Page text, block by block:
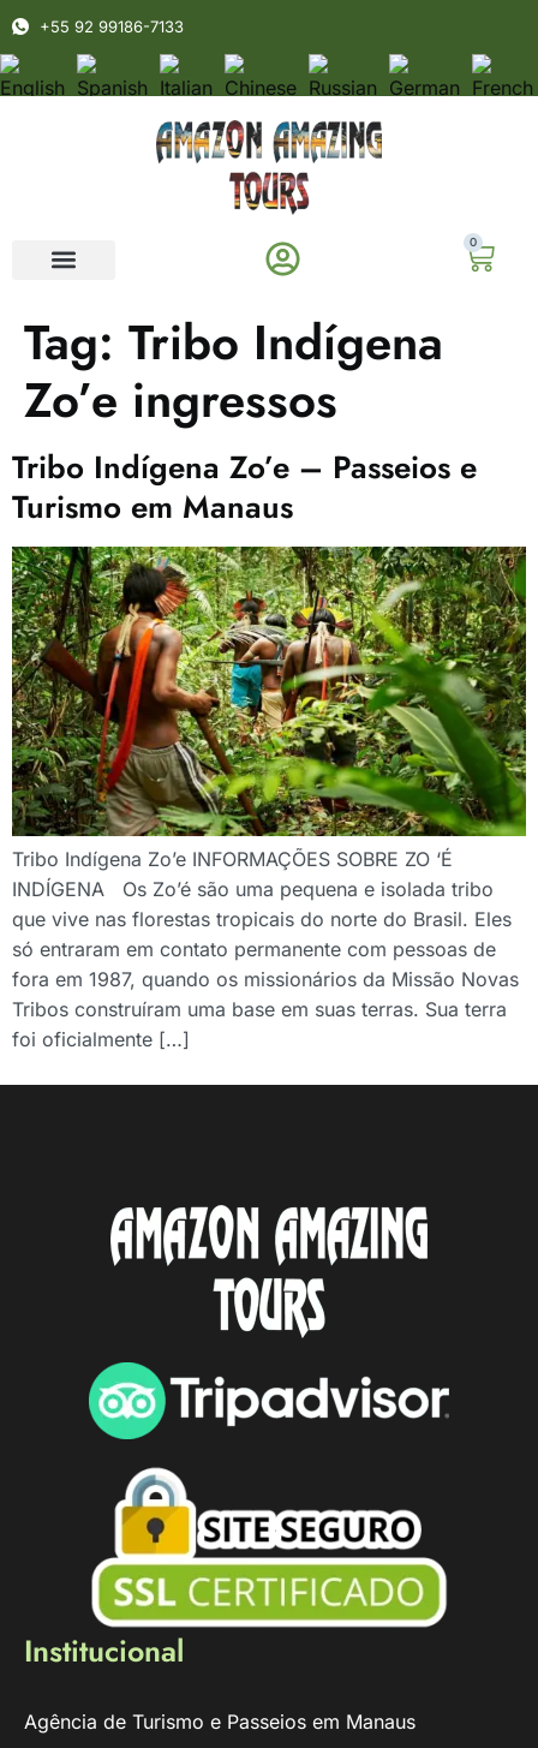
+55 92 99186-7133
0
Tag: Tribo Indígena
Zo’e ingressos
Tribo Indígena Zo’e – Passeios e
Turismo em Manaus
Tribo Indígena Zo’e INFORMAÇÕES SOBRE ZO ‘É
INDÍGENA Os Zo’é são uma pequena e isolada tribo
que vive nas florestas tropicais do norte do Brasil. Eles
só entraram em contato permanente com pessoas de
fora em 1987, quando os missionários da Missão Novas
Tribos construíram uma base em suas terras. Sua terra
foi oficialmente […]
Institucional
Agência de Turismo e Passeios em Manaus